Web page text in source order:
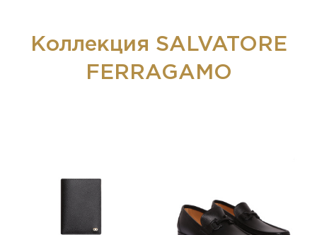
Коллекция SALVATORE
FERRAGAMO